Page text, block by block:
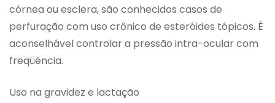
córnea ou esclera, são conhecidos casos de
perfuração com uso crônico de esteróides tópicos. É
aconselhável controlar a pressão intra-ocular com
freqüência.
Uso na gravidez e lactação